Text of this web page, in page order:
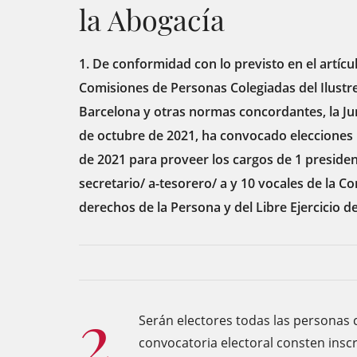
la Abogacía
1. De conformidad con lo previsto en el
Comisiones de Personas Colegiadas del
Barcelona y otras normas concordantes, la
de octubre de 2021, ha convocado
de 2021 para proveer los cargos de 1
secretario/ a-tesorero/ a y 10 vocales de la
derechos de la Persona y del Libre Ejercicio
2.
Serán electores todas las personas
convocatoria electoral consten